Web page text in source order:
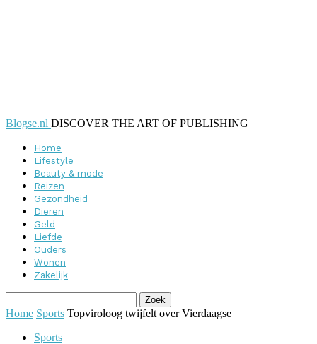
Blogse.nl DISCOVER THE ART OF PUBLISHING
Home
Lifestyle
Beauty & mode
Reizen
Gezondheid
Dieren
Geld
Liefde
Ouders
Wonen
Zakelijk
Home Sports Topviroloog twijfelt over Vierdaagse
Sports